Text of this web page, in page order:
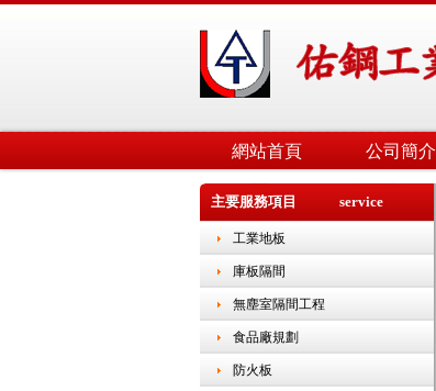
網站首頁 公司簡介
主要服務項目 service
工業地板
庫板隔間
無塵室隔間工程
食品廠規劃
防火板